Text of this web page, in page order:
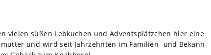
vie­len süßen Leb­ku­chen und Advents­plätz­chen hier eine
und wird seit Jahr­zehn­ten im Fami­lien- und Bekann­